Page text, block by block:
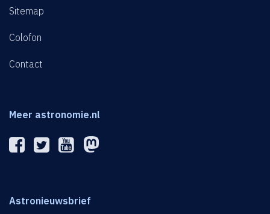
Sitemap
Colofon
Contact
Meer astronomie.nl
Astronieuwsbrief